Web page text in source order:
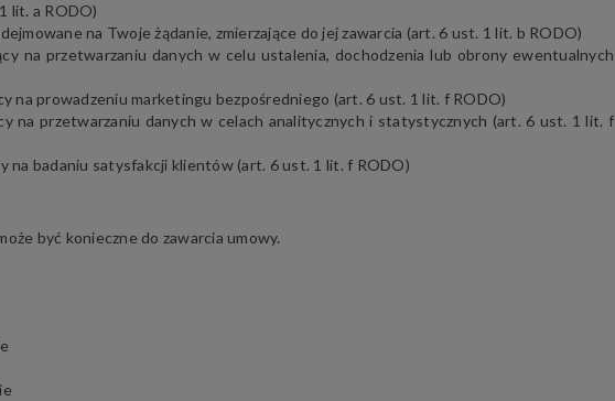
lit. a RODO)
na Twoje żądanie, zmierzające do jej zawarcia (art. 6 ust. 1 lit. b RODO)
na przetwarzaniu danych w celu ustalenia, dochodzenia lub obrony ewentualnych
na prowadzeniu marketingu bezpośredniego (art. 6 ust. 1 lit. f RODO)
na przetwarzaniu danych w celach analitycznych i statystycznych (art. 6 ust. 1 lit. f
na badaniu satysfakcji klientów (art. 6 ust. 1 lit. f RODO)
być konieczne do zawarcia umowy.